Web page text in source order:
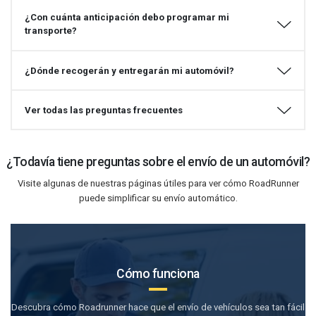
¿Con cuánta anticipación debo programar mi
transporte?
¿Dónde recogerán y entregarán mi automóvil?
Ver todas las preguntas frecuentes
¿Todavía tiene preguntas sobre el envío de un automóvil?
Visite algunas de nuestras páginas útiles para ver cómo RoadRunner
puede simplificar su envío automático.
Cómo funciona
Descubra cómo Roadrunner hace que el envío de vehículos sea tan fácil